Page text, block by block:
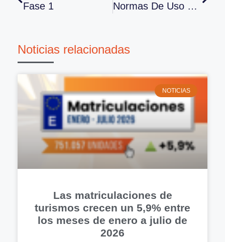
Fase 1 Normas De Uso De Mascarillas Y Condiciones De Ocupación De Vehículos
Noticias relacionadas
NOTICIAS
Las matriculaciones de
turismos crecen un 5,9% entre
los meses de enero a julio de
2026